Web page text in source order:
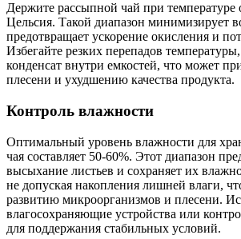
Держите рассыпной чай при температуре
Цельсия. Такой диапазон минимизирует
предотвращает ускорение окисления и
Избегайте резких перепадов
конденсат внутри емкостей, что может
плесени и ухудшению качества продукта.
Контроль влажности
Оптимальный уровень влажности для
чая составляет 50-60%. Этот диапазон
высыхание листьев и сохраняет их
не допуская накопления лишней влаги,
развитию микроорганизмов и плесени.
влагосохраняющие устройства или
для поддержания стабильных условий.